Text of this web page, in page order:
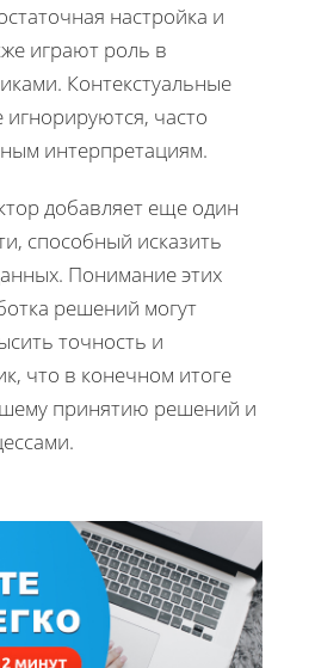
настройка и
играют роль в
Контекстуальные
часто
интерпретациям.
добавляет еще один
способный исказить
Понимание этих
решений могут
точность и
что в конечном итоге
принятию решений и